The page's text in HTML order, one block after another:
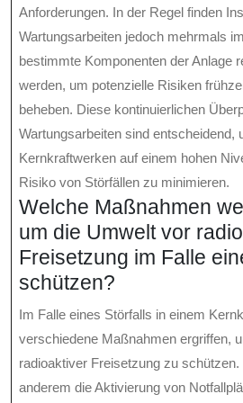
Anforderungen. In der Regel finden
Wartungsarbeiten jedoch mehrmals
bestimmte Komponenten der Anlage
werden, um potenzielle Risiken
beheben. Diese kontinuierlichen
Wartungsarbeiten sind entscheidend,
Kernkraftwerken auf einem hohen
Risiko von Störfällen zu minimieren.
Welche Maßnahmen
um die Umwelt vor
Freisetzung im Falle
schützen?
Im Falle eines Störfalls in einem
verschiedene Maßnahmen ergriffen,
radioaktiver Freisetzung zu
anderem die Aktivierung von